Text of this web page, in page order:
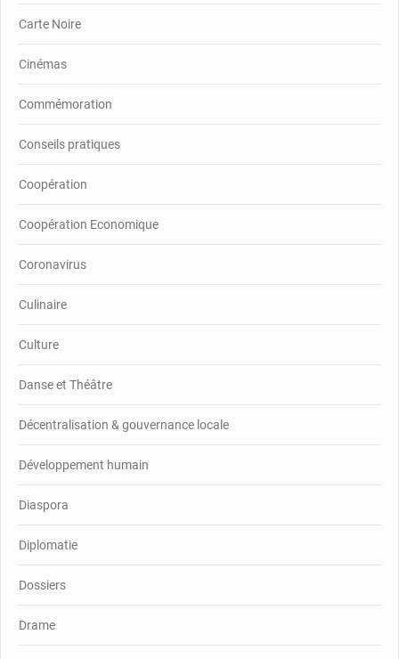
Carte Noire
Cinémas
Commémoration
Conseils pratiques
Coopération
Coopération Economique
Coronavirus
Culinaire
Culture
Danse et Théâtre
Décentralisation & gouvernance locale
Développement humain
Diaspora
Diplomatie
Dossiers
Drame